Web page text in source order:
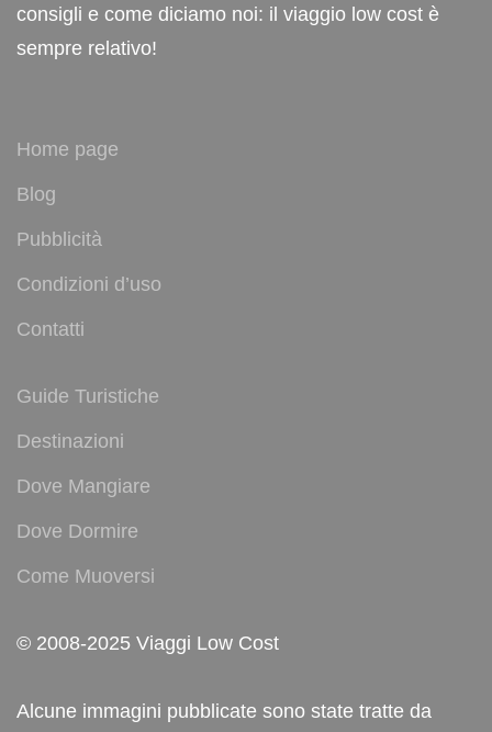
consigli e come diciamo noi: il viaggio low cost è
sempre relativo!
Home page
Blog
Pubblicità
Condizioni d’uso
Contatti
Guide Turistiche
Destinazioni
Dove Mangiare
Dove Dormire
Come Muoversi
© 2008-2025 Viaggi Low Cost
Alcune immagini pubblicate sono state tratte da